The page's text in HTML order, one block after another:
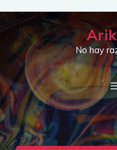
Saltar
al
contenido
No hay